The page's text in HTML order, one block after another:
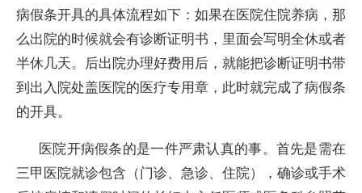
病假条开具的具体流程如下：如果在医院住院养病，那
么出院的时候就会有诊断证明书，里面会写明全休或者
半休几天。后出院办理好费用后，就能把诊断证明书带
到出入院处盖医院的医疗专用章，此时就完成了病假条
的开具。
医院开病假条的是一件严肃认真的事。首先是需在
三甲医院就诊包含（门诊、急诊、住院），确诊或手术